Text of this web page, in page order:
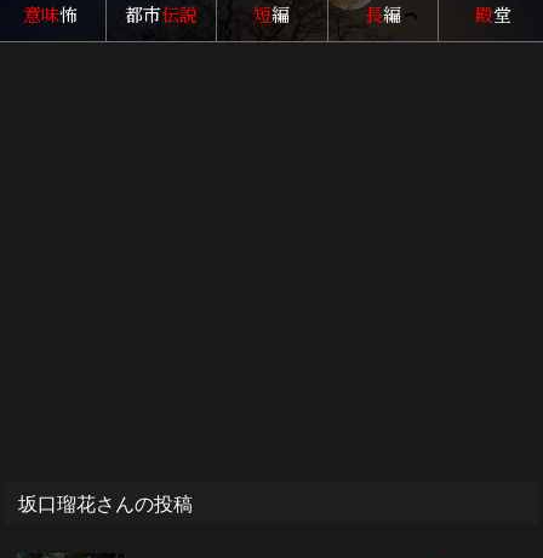
意味怖 都市伝説 短編 長編 殿堂
坂口瑠花さんの投稿